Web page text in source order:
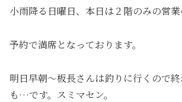
小雨降る日曜日、本日は２階のみの営
予約で満席となっております。
明日早朝〜板長さんは釣りに行くので
も…です。スミマセン。